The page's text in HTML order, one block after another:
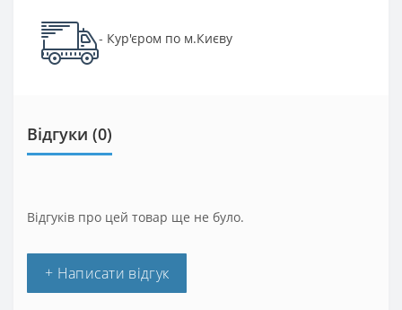
- Кур'єром по м.Києву
Відгуки (0)
Відгуків про цей товар ще не було.
+ Написати відгук